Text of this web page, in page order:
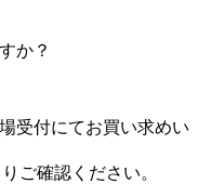
か？
受付にてお買い求めい
ご確認ください。